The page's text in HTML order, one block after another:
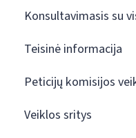
Konsultavimasis su
Teisinė informacija
Peticijų komisijos
Veiklos sritys